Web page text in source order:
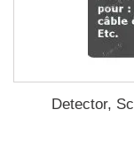
Detector,